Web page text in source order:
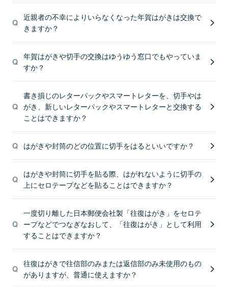
近親者の不幸によりいらなくなった年賀はがきは交換で
きますか？
年賀はがきや切手の交換はゆうゆう窓口でもやっていま
すか？
書き損じのレターパックやスマートレターを、切手やは
がき、新しいレターパックやスマートレターと交換する
ことはできますか？
はがきや封筒のどの位置に切手をはるといいですか？
はがきや封筒に切手を貼る際、はがれないように切手の
上にセロテープなどを貼ることはできますか？
一度切り離した日本郵便会社製「往復はがき」をセロテ
ープなどでつなぎなおして、「往復はがき」として利用
することはできますか？
往復はがきで往信部のみまたは返信部のみ未使用のもの
がありますが、普通に使えますか？